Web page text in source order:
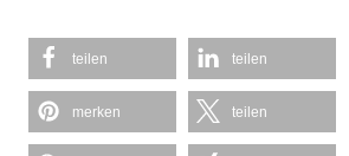
teilen teilen
merken teilen